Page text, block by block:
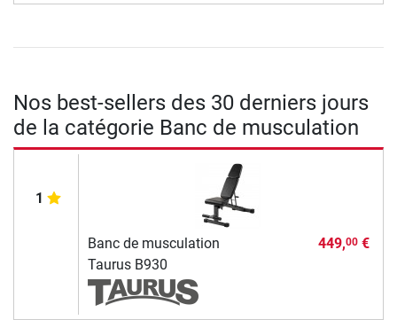
Nos best-sellers des 30 derniers jours
de la catégorie Banc de musculation
1
Banc de musculation
Taurus B930
449,00€